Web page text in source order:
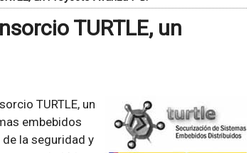
TURTLE, un
TURTLE, un
embebidos
la seguridad y